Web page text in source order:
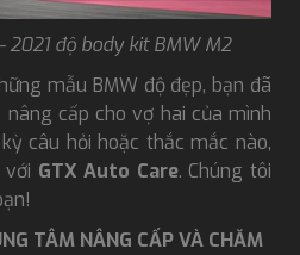
2021 độ body kit BMW M2
mẫu BMW độ đẹp, bạn đã
cấp cho vợ hai của mình
câu hỏi hoặc thắc mắc nào,
GTX Auto Care. Chúng tôi
TÂM NÂNG CẤP VÀ CHĂM